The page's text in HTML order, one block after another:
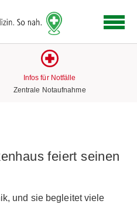
Link
zur
Infos für Notfälle
Zentrale Notaufnahme
feiert seinen
und sie begleitet viele